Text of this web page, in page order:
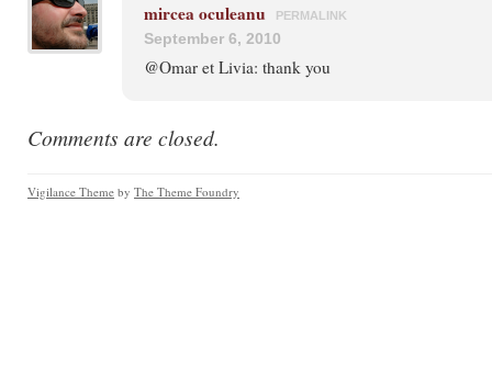
mircea oculeanu PERMALINK
September 6, 2010
@Omar et Livia: thank you
Comments are closed.
Vigilance Theme by The Theme Foundry